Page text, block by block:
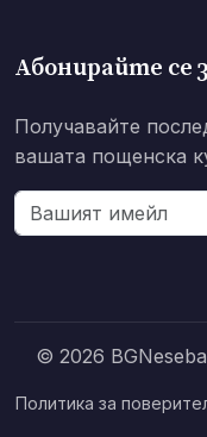
Абонирайте се
Получавайте
вашата пощенска
© 2026
Политика за